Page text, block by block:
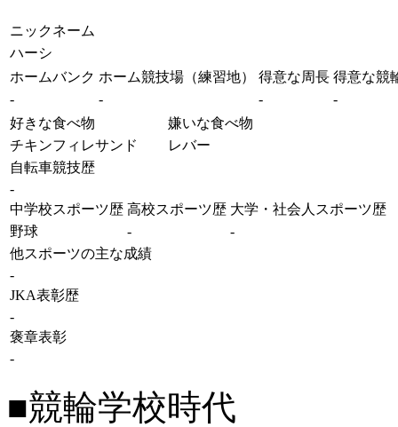
ニックネーム
ハーシ
ホームバンク ホーム競技場（練習地） 得意な周長 得意な競
-
- -
-
好きな食べ物
嫌いな食べ物
チキンフィレサンド
レバー
自転車競技歴
-
中学校スポーツ歴 高校スポーツ歴 大学・社会人スポーツ歴
野球
-
-
他スポーツの主な成績
-
JKA表彰歴
-
褒章表彰
-
■競輪学校時代